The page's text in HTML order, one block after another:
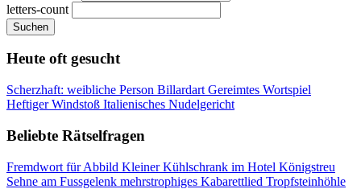
letters-count
Suchen
Heute oft gesucht
Scherzhaft: weibliche Person Billardart Gereimtes Wortspiel
Heftiger Windstoß Italienisches Nudelgericht
Beliebte Rätselfragen
Fremdwort für Abbild Kleiner Kühlschrank im Hotel Königstreu
Sehne am Fussgelenk mehrstrophiges Kabarettlied Tropfsteinhöhle